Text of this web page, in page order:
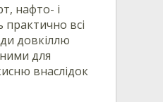
нафто- і
всі
довкіллю
для
внаслідок